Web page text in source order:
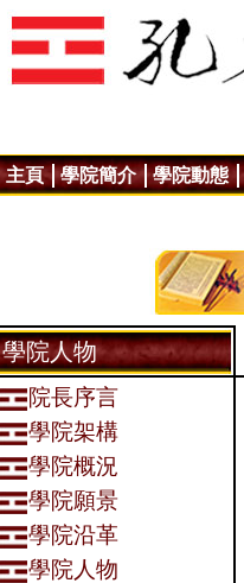
主頁 學院簡介 學院動態
學院人物
院長序言
學院架構
學院概況
學院願景
學院沿革
學院人物